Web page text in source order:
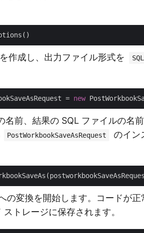
作成し、出力ファイル形式を SQL
= new
前、結果の SQL ファイルの名
PostWorkbookSaveAsRequest
のイン
の変換を開始します。コードが正
トレージに保存されます。